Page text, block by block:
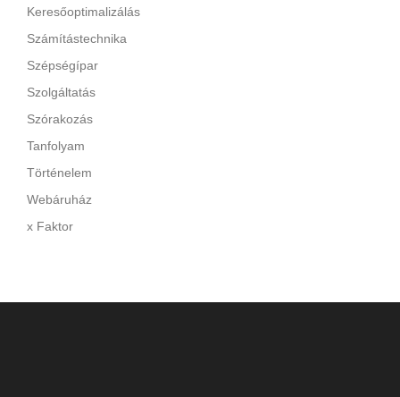
Keresőoptimalizálás
Számítástechnika
Szépségípar
Szolgáltatás
Szórakozás
Tanfolyam
Történelem
Webáruház
x Faktor